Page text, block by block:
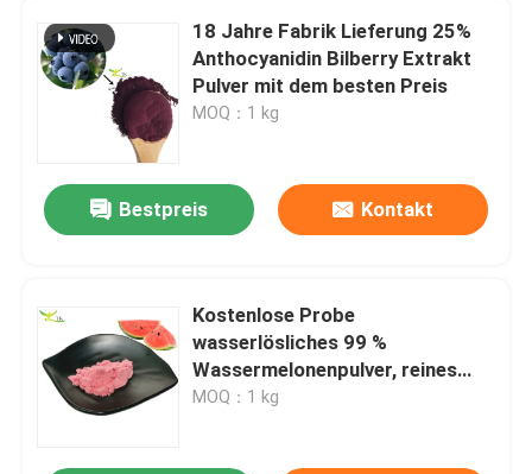
18 Jahre Fabrik Lieferung 25%
Anthocyanidin Bilberry Extrakt
Pulver mit dem besten Preis
MOQ：1 kg
Bestpreis Kontakt
Kostenlose Probe
wasserlösliches 99 %
Wassermelonenpulver, reines
Wassermelonen-
MOQ：1 kg